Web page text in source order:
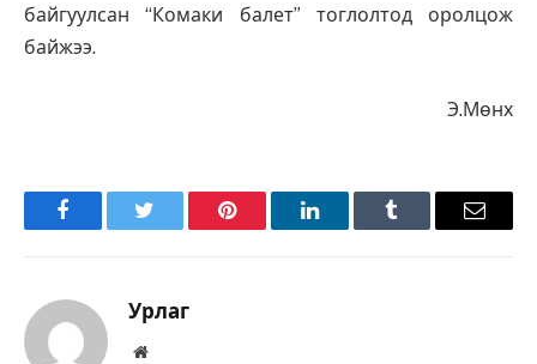
байгуулсан “Комаки балет” тоглолтод оролцож
байжээ.
Э.Мөнх
FacebookTwitter Pinterest LinkedInTumblr Имэйл
Урлаг
Вэбсайт